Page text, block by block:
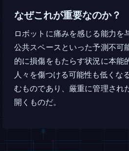
なぜこれが重要なのか？
ロボットに痛みを感じる能力を
公共スペースといった予測不可
的に損傷をもたらす状況に本能
人々を傷つける可能性も低く
むものであり、厳重に管理され
開くものだ。